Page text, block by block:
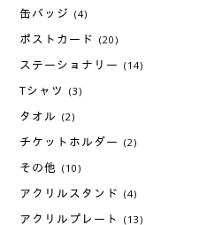
缶バッジ (4)
ポストカード (20)
ステーショナリー (14)
Tシャツ (3)
タオル (2)
チケットホルダー (2)
その他 (10)
アクリルスタンド (4)
アクリルプレート (13)